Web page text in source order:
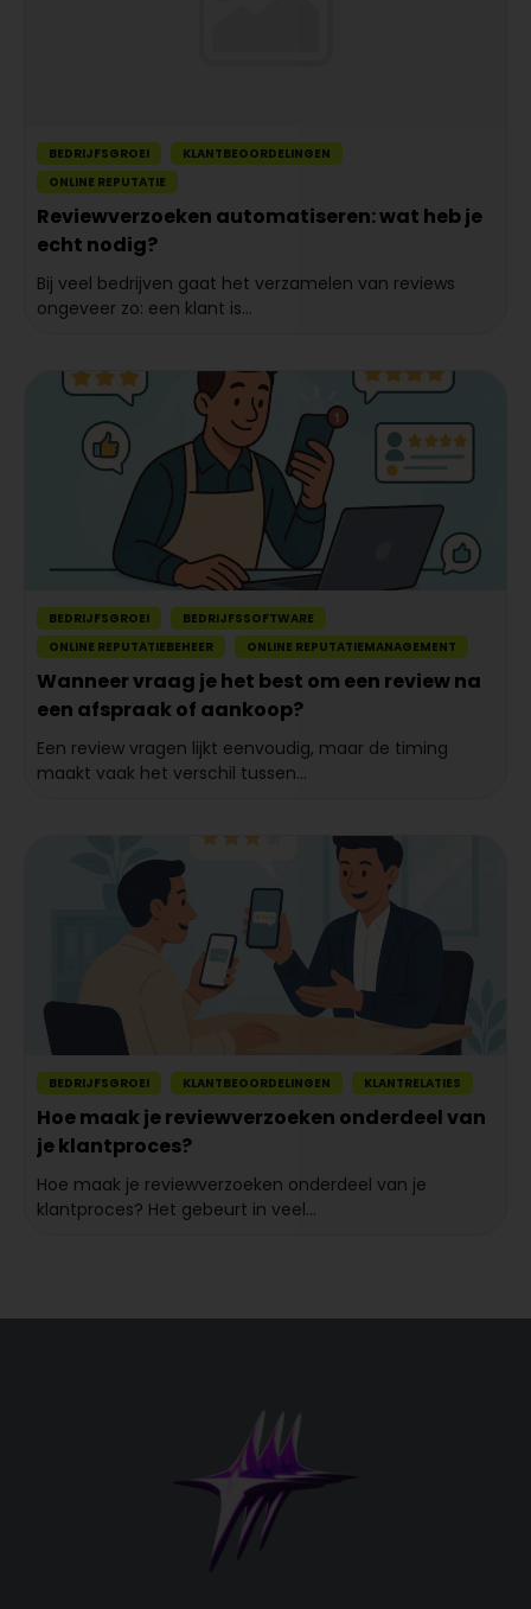
BEDRIJFSGROEI
KLANTBEOORDELINGEN
ONLINE REPUTATIE
Reviewverzoeken automatiseren: wat heb je
echt nodig?
Bij veel bedrijven gaat het verzamelen van reviews
ongeveer zo: een klant is...
BEDRIJFSGROEI
BEDRIJFSSOFTWARE
ONLINE REPUTATIEBEHEER
ONLINE REPUTATIEMANAGEMENT
Wanneer vraag je het best om een review na
een afspraak of aankoop?
Een review vragen lijkt eenvoudig, maar de timing
maakt vaak het verschil tussen...
BEDRIJFSGROEI KLANTBEOORDELINGEN KLANTRELATIES
Hoe maak je reviewverzoeken onderdeel van
je klantproces?
Hoe maak je reviewverzoeken onderdeel van je
klantproces? Het gebeurt in veel...